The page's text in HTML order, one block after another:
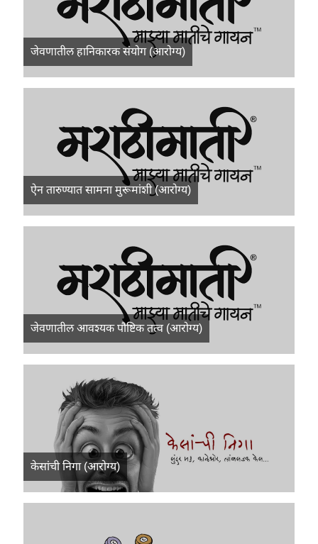
जेवणातील हानिकारक संयोग (आरोग्य)
ऐन तारुण्यात सामना मुरूमांशी (आरोग्य)
जेवणातील आवश्यक पौष्टिक तत्व (आरोग्य)
केसांची निगा (आरोग्य)